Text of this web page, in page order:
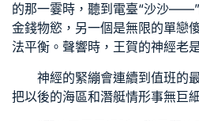
的那一霎時，聽到電臺“沙沙
金錢物慾，另一個是無限的單戀
法平衡。聲響時，王賀的神經老
神經的緊繃會連續到值班的
把以後的海區和潛艇情形事無巨